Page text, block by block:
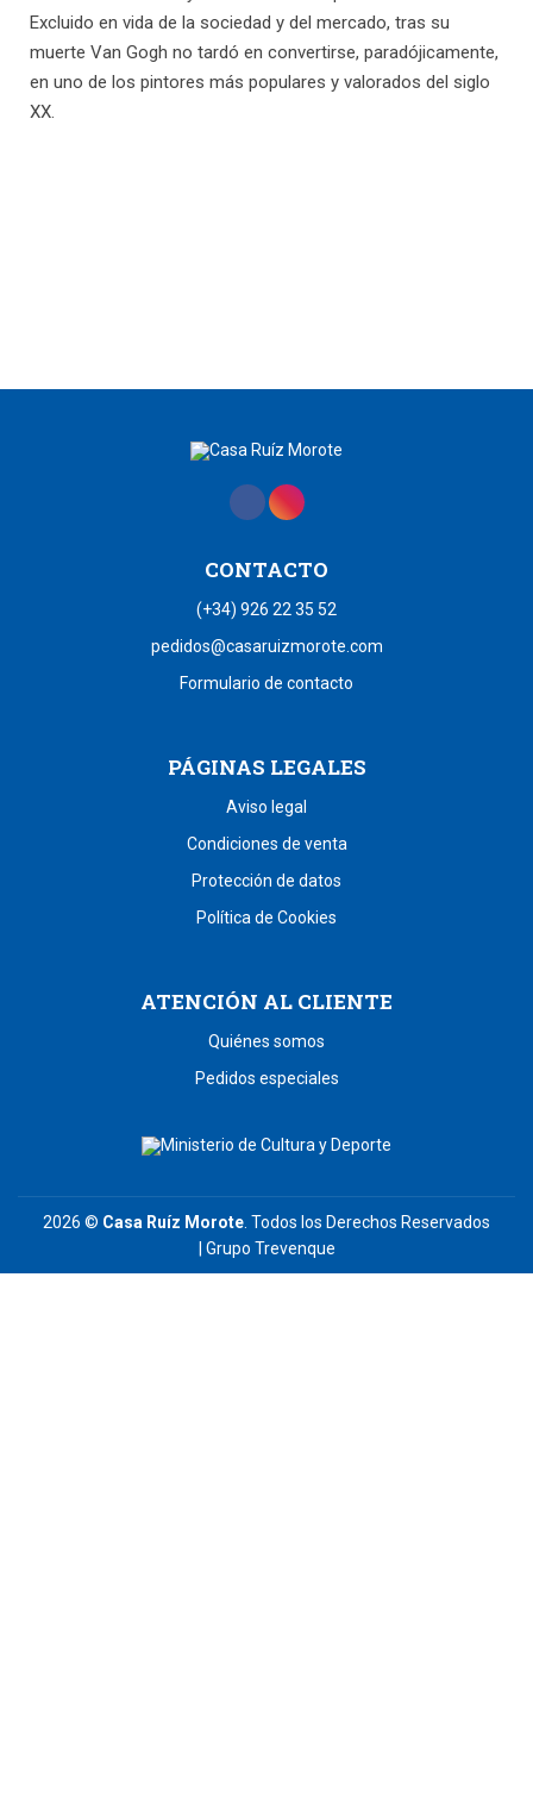
Excluido en vida de la sociedad y del mercado, tras su
muerte Van Gogh no tardó en convertirse, paradójicamente,
en uno de los pintores más populares y valorados del siglo
XX.
CONTACTO
(+34) 926 22 35 52
pedidos@casaruizmorote.com
Formulario de contacto
PÁGINAS LEGALES
Aviso legal
Condiciones de venta
Protección de datos
Política de Cookies
ATENCIÓN AL CLIENTE
Quiénes somos
Pedidos especiales
2026 © Casa Ruíz Morote. Todos los Derechos Reservados
Grupo Trevenque